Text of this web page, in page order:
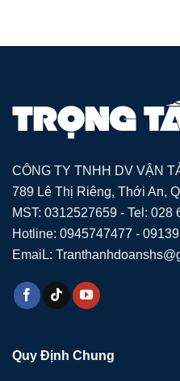
CÔNG TY TNHH DV VẬN
789 Lê Thị Riêng, Thới An,
MST: 0312527659 - Tel: 028
Hotline: 0945747477 -
EmaiL:
Quy Định Chung